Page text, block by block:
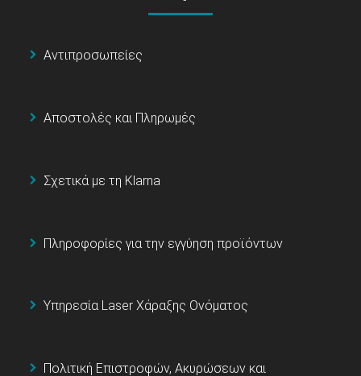
Αντιπροσωπείες
Αποστολές και Πληρωμές
Σχετικά με τη Klarna
Πληροφορίες για την εγγύηση προϊόντων
Υπηρεσία Laser Χάραξης Ονόματος
Πολιτική Επιστροφών, Ακυρώσεων και